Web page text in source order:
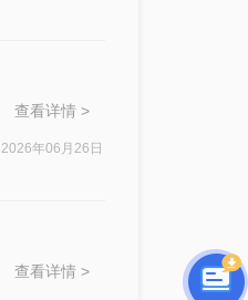
查看详情 >
2026年06月26日
查看详情 >